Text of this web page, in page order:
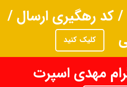
کد رهگیری ارسال /
کلیک کنید
مهدی اسپرت